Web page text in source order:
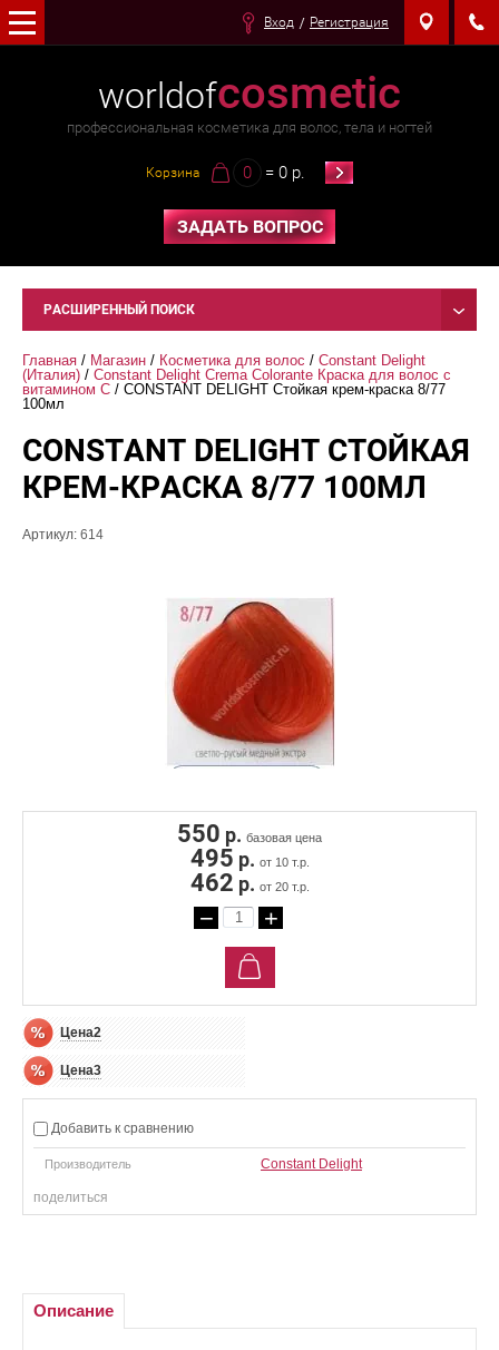
Корзина 0 = 0 р.
worldofcosmetic
профессиональная косметика для волос, тела и ногтей
ЗАДАТЬ ВОПРОС
Вход Регистрация
РАСШИРЕННЫЙ ПОИСК
Главная / Магазин / Косметика для волос / Constant Delight
(Италия) / Constant Delight Crema Colorante Краска для волос с
витамином С / CONSTANT DELIGHT Стойкая крем-краска 8/77
100мл
CONSTANT DELIGHT СТОЙКАЯ
КРЕМ-КРАСКА 8/77 100МЛ
Артикул: 614
550 р. базовая цена
495 р. от 10 т.р.
462 р. от 20 т.р.
− +
Цена2
Цена3
Добавить к сравнению
Производитель Constant Delight
поделиться
Описание